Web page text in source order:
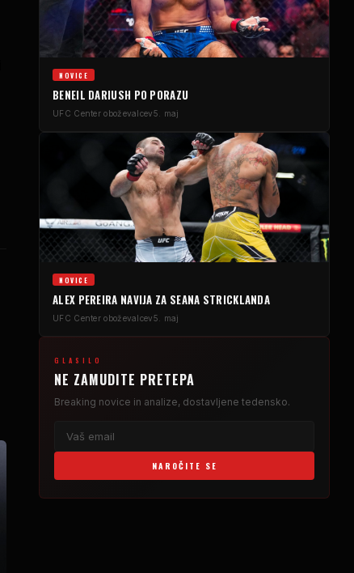
NOVICE
BENEIL DARIUSH PO PORAZU
UFC Center oboževalcev5. maj
NOVICE
ALEX PEREIRA NAVIJA ZA SEANA STRICKLANDA
UFC Center oboževalcev5. maj
GLASILO
NE ZAMUDITE PRETEPA
Breaking novice in analize, dostavljene tedensko.
NAROČITE SE